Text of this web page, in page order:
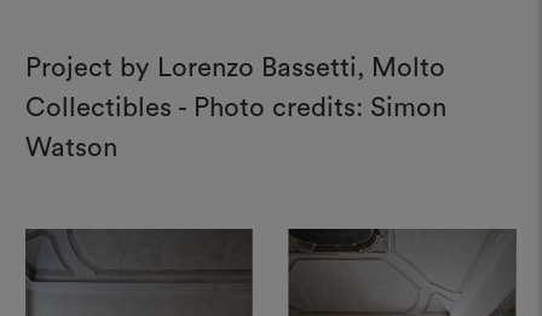
Project by Lorenzo Bassetti, Molto
Collectibles - Photo credits: Simon
Watson